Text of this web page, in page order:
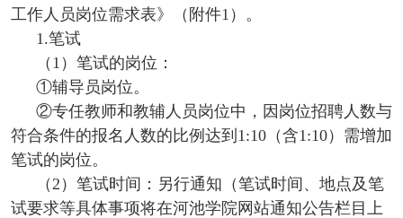
工作人员岗位需求表》（附件1）。
1.笔试
（1）笔试的岗位：
①辅导员岗位。
②专任教师和教辅人员岗位中，因岗位招聘人数与
符合条件的报名人数的比例达到1:10（含1:10）需增加
笔试的岗位。
（2）笔试时间：另行通知（笔试时间、地点及笔
试要求等具体事项将在河池学院网站通知公告栏目上